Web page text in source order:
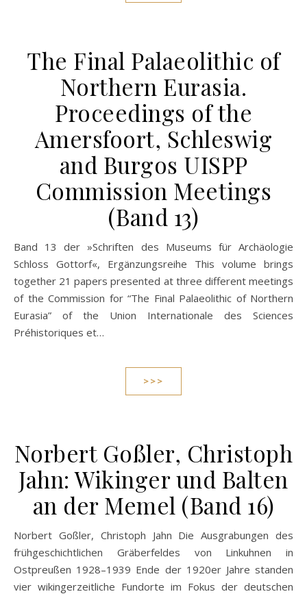
The Final Palaeolithic of
Northern Eurasia.
Proceedings of the
Amersfoort, Schleswig
and Burgos UISPP
Commission Meetings
(Band 13)
Band 13 der »Schriften des Museums für Archäologie
Schloss Gottorf«, Ergänzungsreihe This volume brings
together 21 papers presented at three different meetings
of the Commission for “The Final Palaeolithic of Northern
Eurasia” of the Union Internationale des Sciences
Préhistoriques et…
>>>
Norbert Goßler, Christoph
Jahn: Wikinger und Balten
an der Memel (Band 16)
Norbert Goßler, Christoph Jahn Die Ausgrabungen des
frühgeschichtlichen Gräberfeldes von Linkuhnen in
Ostpreußen 1928–1939 Ende der 1920er Jahre standen
vier wikingerzeitliche Fundorte im Fokus der deutschen